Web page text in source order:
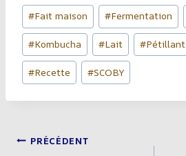
Étiquettes
de
la
publication :
#Fait maison #Fermentation
#Kombucha #Lait #Pétillant
#Recette #SCOBY
Navigation
PRÉCÉDENT